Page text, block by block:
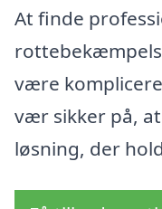
At finde
være
vær sikker på,
løsning, der